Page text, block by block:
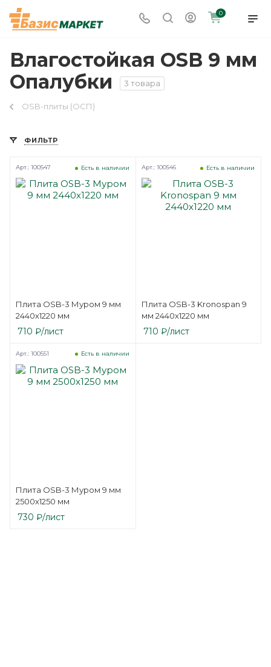
0
Влагостойкая OSB 9 мм
Опалубки
3 товара
OSB-плиты (ОСП)
ФИЛЬТР
Плита OSB-3 Муром 9 мм
2440х1220 мм
Есть в наличии
Арт.: 100547
710 ₽/лист
Плита OSB-3 Kronospan 9
мм 2440х1220 мм
Есть в наличии
Арт.: 100546
710 ₽/лист
Плита OSB-3 Муром 9 мм
2500х1250 мм
Есть в наличии
Арт.: 100551
730 ₽/лист